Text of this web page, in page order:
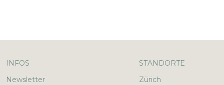
INFOS
Newsletter
STANDORTE
Zürich